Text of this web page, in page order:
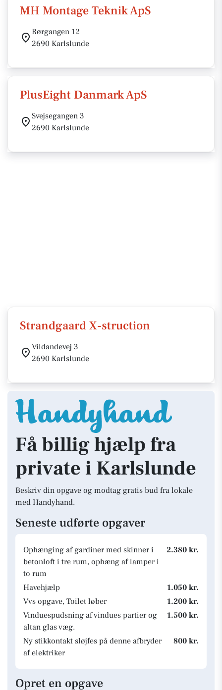
MH Montage Teknik ApS
Rørgangen 12
2690 Karlslunde
PlusEight Danmark ApS
Svejsegangen 3
2690 Karlslunde
Strandgaard X-struction
Vildandevej 3
2690 Karlslunde
Få billig hjælp fra
private i Karlslunde
Beskriv din opgave og modtag gratis bud fra lokale
med Handyhand.
Seneste udførte opgaver
Ophænging af gardiner med skinner i
betonloft i tre rum, ophæng af lamper i
to rum
2.380 kr.
Havehjælp
1.050 kr.
Vvs opgave, Toilet løber
1.200 kr.
Vinduespudsning af vindues partier og
altan glas væg.
1.500 kr.
Ny stikkontakt sløjfes på denne afbryder
af elektriker
800 kr.
Opret en opgave